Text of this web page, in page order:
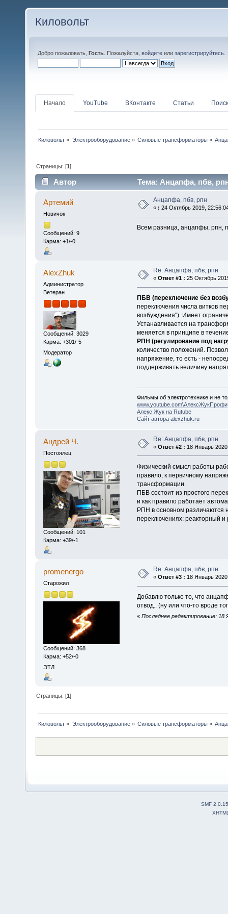
Киловольт
Добро пожаловать, Гость . Пожалуйста, войдите или зарегистрируйтесь
Начало YouTube ВКонтакте Статьи Поиск
Киловольт » Электрооборудование» Силовые трансформаторы»
Страницы: [1]
Автор Тема: Анцапфа, пбв,
Артемий
Новичок
Сообщений: 9
Карма: +1/-0
Анцапфа, пбв, рпн
« : 24 Октябрь 2019,
Всем разница, анцапфы, рпн,
AlexZhuk
Администратор
Ветеран
Сообщений: 3029
Карма: +301/-5
Модератор
Re: Анцапфа, пбв, рпн
« Ответ #1 : 25 Октябрь
ПБВ (переключение без
переключения числа витков
возбуждения"). Имеет
Устанавливается на
меняется в принципе в
РПН (регулирование под
количество положений.
напряжение, то есть -
поддерживать величину
Фильмы об электротехнике и не
www.youtube.com\АлексЖукПрофи
Алекс Жук на Rutube
Сайт автора alexzhuk.ru
Андрей Ч.
Постоялец
Сообщений: 101
Карма: +39/-1
Re: Анцапфа, пбв, рпн
« Ответ #2 : 18 Январь
Физический смысл работы
правило, к первичному
трансформации.
ПБВ состоит из простого
и как правило работает
РПН в основном различаются
переключениях: реакторный
promenergo
Старожил
Сообщений: 368
Карма: +52/-0
ЭТЛ
Re: Анцапфа, пбв, рпн
« Ответ #3 : 18 Январь
Добавлю только то, что
отвод.. (ну или что-то вроде
« Последнее редактирование: 18
Страницы: [1]
Киловольт » Электрооборудование» Силовые трансформаторы»
SMF 2.0.15